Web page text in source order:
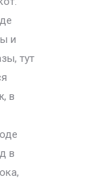
и
тут
в
в